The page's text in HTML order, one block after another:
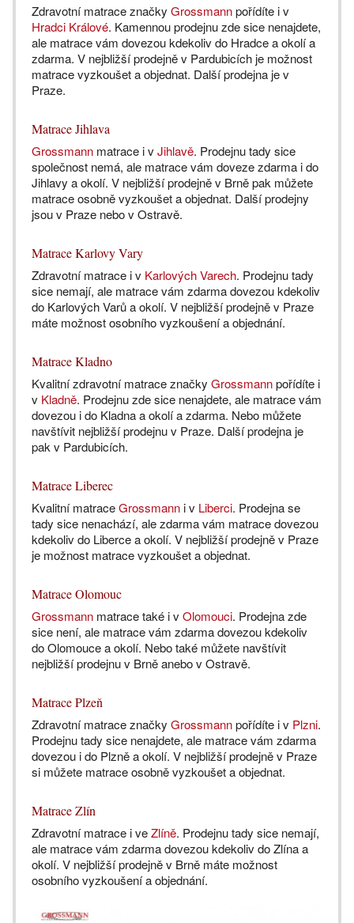
Zdravotní matrace značky Grossmannpořídíte i v
Hradci Králové. Kamennou prodejnu zde sice nenajdete,
ale matrace vám dovezou kdekoliv do Hradce a okolí a
zdarma. V nejbližší prodejně v Pardubicích je možnost
matrace vyzkoušet a objednat. Další prodejna je v
Praze.
Matrace Jihlava
Grossmann matrace i vJihlavě. Prodejnu tady sice
společnost nemá, ale matrace vám doveze zdarma i do
Jihlavy a okolí. V nejbližší prodejně v Brně pak můžete
matrace osobně vyzkoušet a objednat. Další prodejny
jsou v Praze nebo v Ostravě.
Matrace Karlovy Vary
Zdravotní matrace i v Karlových Varech. Prodejnu tady
sice nemají, ale matrace vám zdarma dovezou kdekoliv
do Karlových Varů a okolí. V nejbližší prodejně v Praze
máte možnost osobního vyzkoušení a objednání.
Matrace Kladno
Kvalitní zdravotní matrace značky Grossmannpořídíte i
v Kladně. Prodejnu zde sice nenajdete, ale matrace vám
dovezou i do Kladna a okolí a zdarma. Nebo můžete
navštívit nejbližší prodejnu v Praze. Další prodejna je
pak v Pardubicích.
Matrace Liberec
Kvalitní matraceGrossmann i v Liberci. Prodejna se
tady sice nenachází, ale zdarma vám matrace dovezou
kdekoliv do Liberce a okolí. V nejbližší prodejně v Praze
je možnost matrace vyzkoušet a objednat.
Matrace Olomouc
Grossmann matrace také i vOlomouci. Prodejna zde
sice není, ale matrace vám zdarma dovezou kdekoliv
do Olomouce a okolí. Nebo také můžete navštívit
nejbližší prodejnu v Brně anebo v Ostravě.
Matrace Plzeň
Zdravotní matrace značky Grossmannpořídíte i v Plzni.
Prodejnu tady sice nenajdete, ale matrace vám zdarma
dovezou i do Plzně a okolí. V nejbližší prodejně v Praze
si můžete matrace osobně vyzkoušet a objednat.
Matrace Zlín
Zdravotní matrace i veZlíně. Prodejnu tady sice nemají,
ale matrace vám zdarma dovezou kdekoliv do Zlína a
okolí. V nejbližší prodejně v Brně máte možnost
osobního vyzkoušení a objednání.